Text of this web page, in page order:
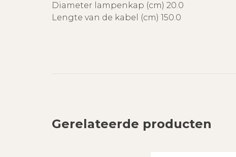
Diameter lampenkap (cm) 20.0
Lengte van de kabel (cm) 150.0
Gerelateerde producten